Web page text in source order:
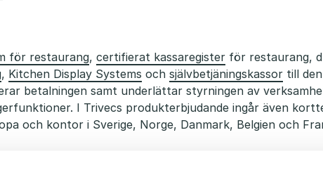
för restaurang, certifierat kassaregister för restaurang,
, Kitchen Display Systems och självbetjäningskassor till
betalningen samt underlättar styrningen av
I Trivecs produkterbjudande ingår även
och kontor i Sverige, Norge, Danmark, Belgien och